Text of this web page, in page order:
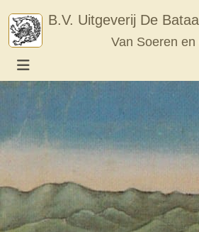
content
B.V. Uitgeverij De
Van Soeren en